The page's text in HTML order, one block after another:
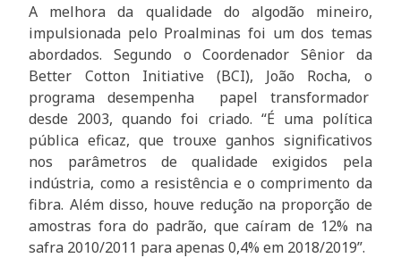
A melhora da qualidade do algodão mineiro,
impulsionada pelo Proalminas foi um dos temas
abordados. Segundo o Coordenador Sênior da
Better Cotton Initiative (BCI), João Rocha, o
programa desempenha papel transformador
desde 2003, quando foi criado. “É uma política
pública eficaz, que trouxe ganhos significativos
nos parâmetros de qualidade exigidos pela
indústria, como a resistência e o comprimento da
fibra. Além disso, houve redução na proporção de
amostras fora do padrão, que caíram de 12% na
safra 2010/2011 para apenas 0,4% em 2018/2019”.